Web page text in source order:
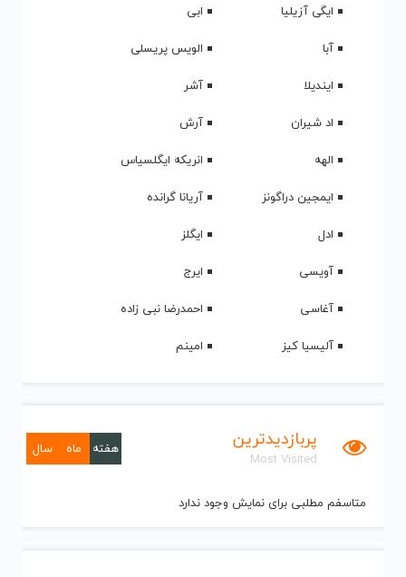
ایگی آزیلیا
ابی
آبا
الویس پریسلی
ایندیلا
آشر
اد شیران
آرش
الهه
انریکه ایگلسیاس
ایمجین دراگونز
آریانا گرانده
ادل
ایگلز
آویسی
ایرج
آغاسی
احمدرضا نبی زاده
آلیسیا کیز
امینم
پربازدیدترین
Most Visited
هفته ماه سال
متاسفم مطلبی برای نمایش وجود ندارد